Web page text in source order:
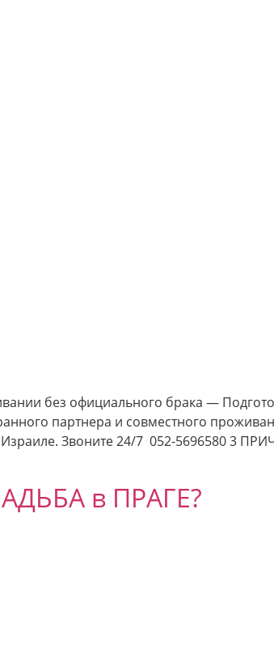
без официального брака —
партнера и совместного
Израиле. Звоните 24/7 052-5696580 3
в ПРАГЕ?